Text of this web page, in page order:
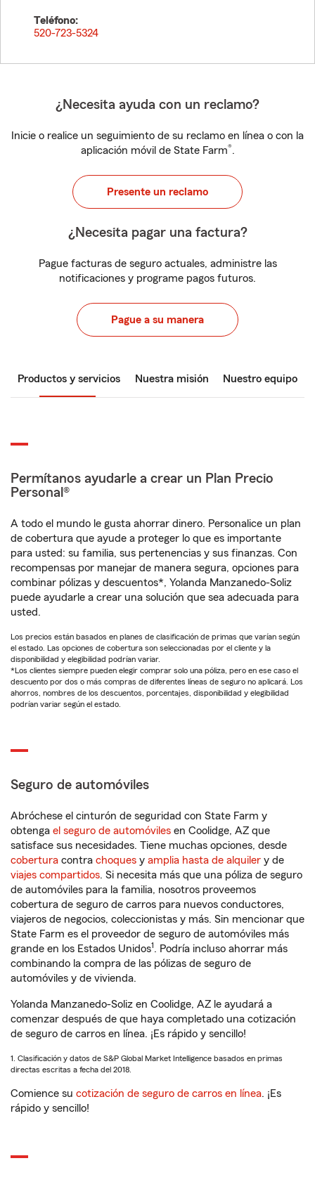
Teléfono:
520-723-5324
¿Necesita ayuda con un reclamo?
Inicie o realice un seguimiento de su reclamo en línea o con la
aplicación móvil de State Farm®.
Presente un reclamo
¿Necesita pagar una factura?
Pague facturas de seguro actuales, administre las
notificaciones y programe pagos futuros.
Pague a su manera
Productos y servicios Nuestra misión Nuestro equipo
Permítanos ayudarle a crear un Plan Precio
Personal®
A todo el mundo le gusta ahorrar dinero. Personalice un plan
de cobertura que ayude a proteger lo que es importante
para usted: su familia, sus pertenencias y sus finanzas. Con
recompensas por manejar de manera segura, opciones para
combinar pólizas y descuentos*, Yolanda Manzanedo-Soliz
puede ayudarle a crear una solución que sea adecuada para
usted.
Los precios están basados en planes de clasificación de primas que varían según
el estado. Las opciones de cobertura son seleccionadas por el cliente y la
disponibilidad y elegibilidad podrían variar.
*Los clientes siempre pueden elegir comprar solo una póliza, pero en ese caso el
descuento por dos o más compras de diferentes líneas de seguro no aplicará. Los
ahorros, nombres de los descuentos, porcentajes, disponibilidad y elegibilidad
podrían variar según el estado.
Seguro de automóviles
Abróchese el cinturón de seguridad con State Farm y
obtenga el seguro de automóviles en Coolidge, AZ que
satisface sus necesidades. Tiene muchas opciones, desde
cobertura contra choques y amplia hasta de alquiler y de
viajes compartidos. Si necesita más que una póliza de seguro
de automóviles para la familia, nosotros proveemos
cobertura de seguro de carros para nuevos conductores,
viajeros de negocios, coleccionistas y más. Sin mencionar que
State Farm es el proveedor de seguro de automóviles más
grande en los Estados Unidos1. Podría incluso ahorrar más
combinando la compra de las pólizas de seguro de
automóviles y de vivienda.
Yolanda Manzanedo-Soliz en Coolidge, AZ le ayudará a
comenzar después de que haya completado una cotización
de seguro de carros en línea. ¡Es rápido y sencillo!
1. Clasificación y datos de S&P Global Market Intelligence basados en primas
directas escritas a fecha del 2018.
Comience su cotización de seguro de carros en línea. ¡Es
rápido y sencillo!